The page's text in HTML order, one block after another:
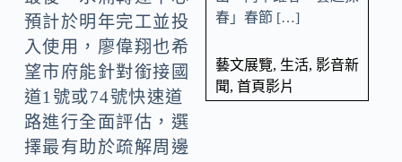
預計於明年完工並投
入使用，廖偉翔也希
望市府能針對銜接國
道1號或74號快速道
路進行全面評估，選
擇最有助於疏解周邊
春」春節 […]
藝文展覽, 生活, 影音新
聞, 首頁影片